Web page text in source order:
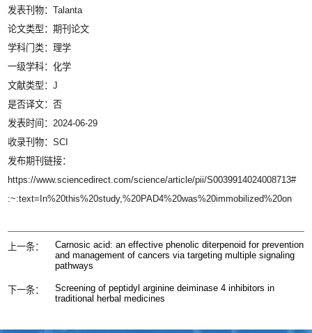
发表刊物：Talanta
论文类型：期刊论文
学科门类：理学
一级学科：化学
文献类型：J
是否译文：否
发表时间：2024-06-29
收录刊物：SCI
发布期刊链接：
https://www.sciencedirect.com/science/article/pii/S0039914024008713#
:~:text=In%20this%20study,%20PAD4%20was%20immobilized%20on
上一条：
Carnosic acid: an effective phenolic diterpenoid for prevention
and management of cancers via targeting multiple signaling
pathways
下一条：
Screening of peptidyl arginine deiminase 4 inhibitors in
traditional herbal medicines